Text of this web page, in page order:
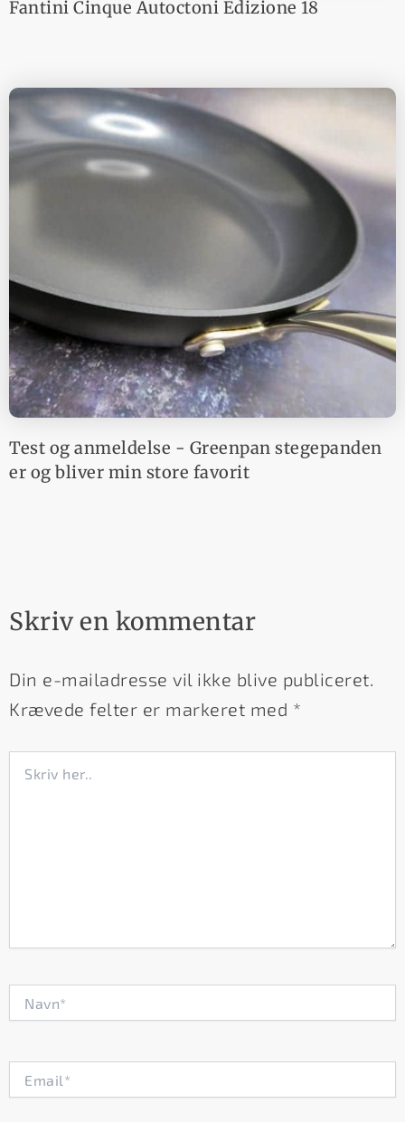
Fantini Cinque Autoctoni Edizione 18
Test og anmeldelse - Greenpan stegepanden
er og bliver min store favorit
Skriv en kommentar
Din e-mailadresse vil ikke blive publiceret.
Krævede felter er markeret med *
her..